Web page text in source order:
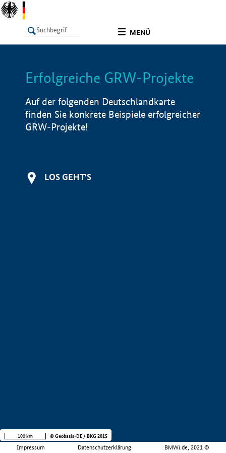
MENÜ
LISTE Info
Erfolgreiche GRW-Projekte
Auf der folgenden Deutschlandkarte
finden Sie konkrete Beispiele erfolgreicher
GRW-Projekte!
LOS GEHT'S
Impressum Datenschutzerklärung BMWi.de, 2021 ©
100 km © Geobasis-DE / BKG 2015